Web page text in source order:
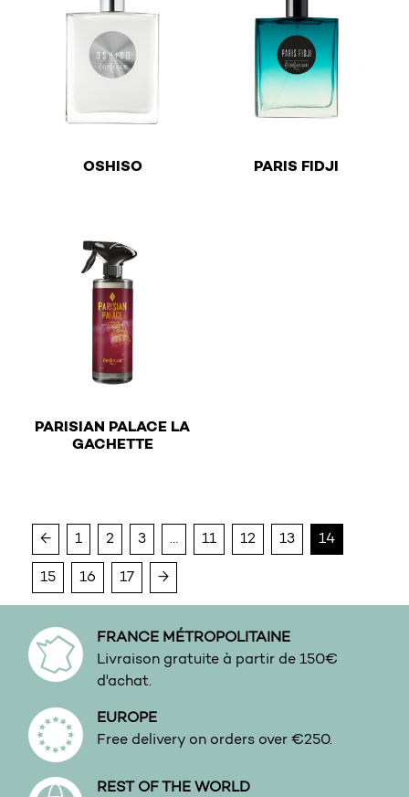
Romantique
Santal
Sucre
Tabac
Tendre
Tonka
Transparent
Urbain
Vetiver
OSHISO PARIS FIDJI
PARISIAN PALACE LA
GACHETTE
€
← 1 2 3 … 11 12 13 14
15 16 17 →
FRANCE MÉTROPOLITAINE
Livraison gratuite à partir de 150€
d'achat.
EUROPE
Free delivery on orders over €250.
REST OF THE WORLD